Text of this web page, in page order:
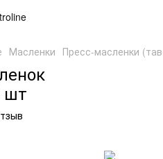
Масленки Пресс-масленки
шт